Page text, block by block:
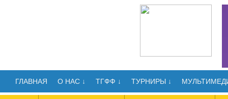
ГЛАВНАЯ О НАС ↓ ТГФФ ↓ ТУРНИРЫ ↓